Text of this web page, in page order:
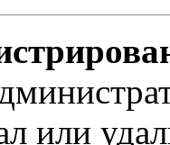
или